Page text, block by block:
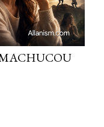
MACHUCOU